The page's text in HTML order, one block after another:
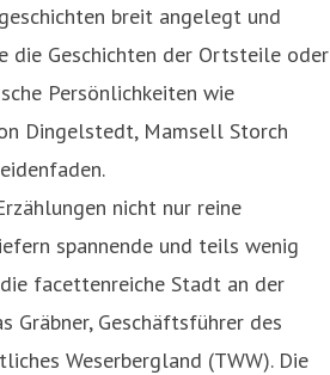
breit angelegt und
die Geschichten der Ortsteile oder
Persönlichkeiten wie
Dingelstedt, Mamsell Storch
nicht nur reine
spannende und teils wenig
facettenreiche Stadt an der
Gräbner, Geschäftsführer des
Weserbergland (TWW). Die